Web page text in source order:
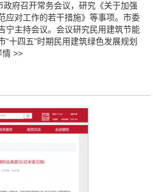
政府召开常务会议，研究《关于加强
应对工作的若干措施》等事项。市委
宁主持会议。会议研究民用建筑节能
“十四五”时期民用建筑绿色发展规划
情 >>